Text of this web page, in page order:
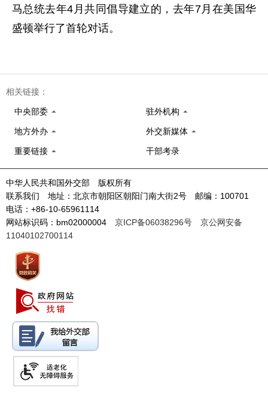
马总统去年4月共同倡导建立的，去年7月在美国华
盛顿举行了首轮对话。
相关链接：
中央部委 驻外机构
地方外办 外交新媒体
重要链接 干部考录
中华人民共和国外交部 版权所有
联系我们 地址：北京市朝阳区朝阳门南大街2号 邮编：100701
电话：+86-10-65961114
网站标识码：bm02000004 京ICP备06038296号
京公网安备
11040102700114